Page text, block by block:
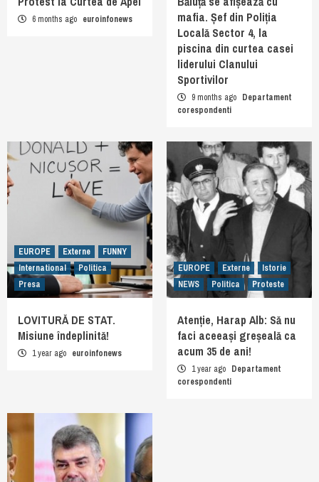
6 months ago euroinfonews
mafia. Șef din Poliția
Locală Sector 4, la
piscina din curtea casei
liderului Clanului
Sportivilor
9 months ago Departament
corespondenti
EUROPE Externe
FUNNY
International
Politica
Presa
LOVITURĂ DE STAT.
Misiune îndeplinită!
1 year ago euroinfonews
EUROPE Externe
Istorie
NEWS
Politica Proteste
Atenție, Harap Alb: Să nu
faci aceeași greșeală ca
acum 35 de ani!
1 year ago Departament
corespondenti